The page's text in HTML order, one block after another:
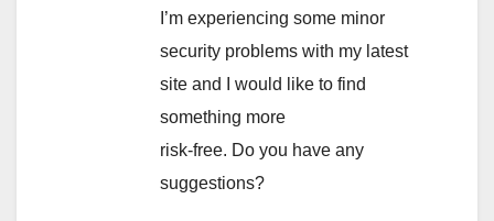
I’m experiencing some minor
security problems with my latest
site and I would like to find
something more
risk-free. Do you have any
suggestions?